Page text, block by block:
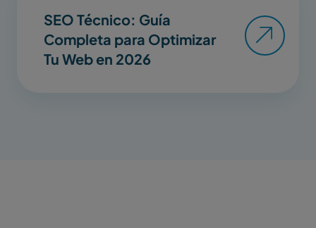
SEO Técnico: Guía
Completa para Optimizar
Tu Web en 2026